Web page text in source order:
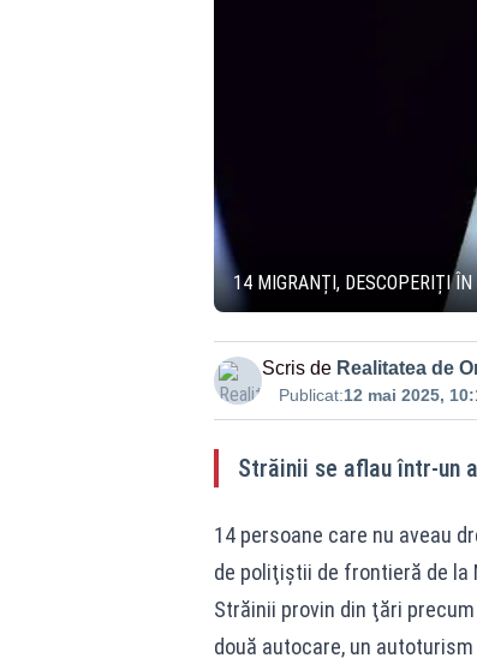
14 MIGRANȚI, DESCOPERIȚI
Scris de Realitatea de
Publicat:12 mai 2025,
Străinii se aflau într-un
14 persoane care nu aveau
de poliţiştii de frontieră de la
Străinii provin din ţări
două autocare, un